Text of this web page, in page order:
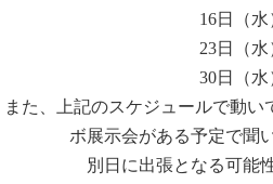
16日（水
23日（水
30日（水
また、上記のスケジュールで動い
ボ展示会がある予定で聞
別日に出張となる可能